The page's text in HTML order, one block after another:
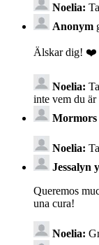
Noelia:
Anonym
Älskar dig! ❤️
Noelia:
inte vem du
Mormors
Noelia:
Jessalyn
Queremos
una cura!
Noelia: